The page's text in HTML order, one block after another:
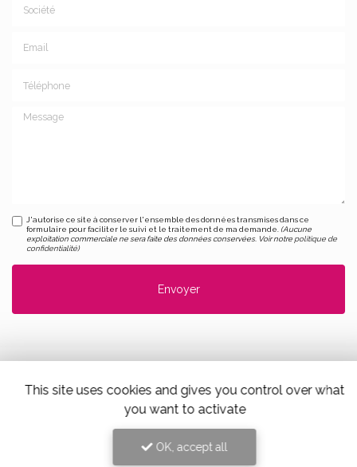
Message
J'autorise ce site à conserver l'ensemble des données transmises dans ce
formulaire pour faciliter le suivi et le traitement de ma demande. (Aucune
exploitation commerciale ne sera faite des données conservées. Voir notrepolitique de
confidentialité)
Alloin Fleurs, Vaugneray
17 Place du Marché, 69670 Vaugneray
This site uses cookies and gives you control over what
you want to activate
OK, accept all